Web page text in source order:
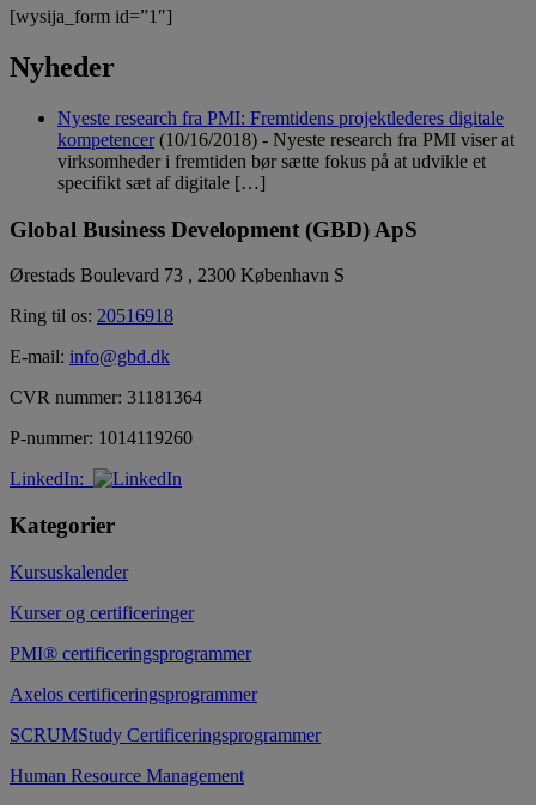
[wysija_form id=”1″]
Nyheder
Nyeste research fra PMI: Fremtidens projektlederes digitale
kompetencer (10/16/2018) - Nyeste research fra PMI viser at
virksomheder i fremtiden bør sætte fokus på at udvikle et
specifikt sæt af digitale […]
Global Business Development (GBD) ApS
Ørestads Boulevard 73 , 2300 København S
Ring til os: 20516918
E-mail: info@gbd.dk
CVR nummer: 31181364
P-nummer: 1014119260
LinkedIn:
Kategorier
Kursuskalender
Kurser og certificeringer
PMI® certificeringsprogrammer
Axelos certificeringsprogrammer
SCRUMStudy Certificeringsprogrammer
Human Resource Management